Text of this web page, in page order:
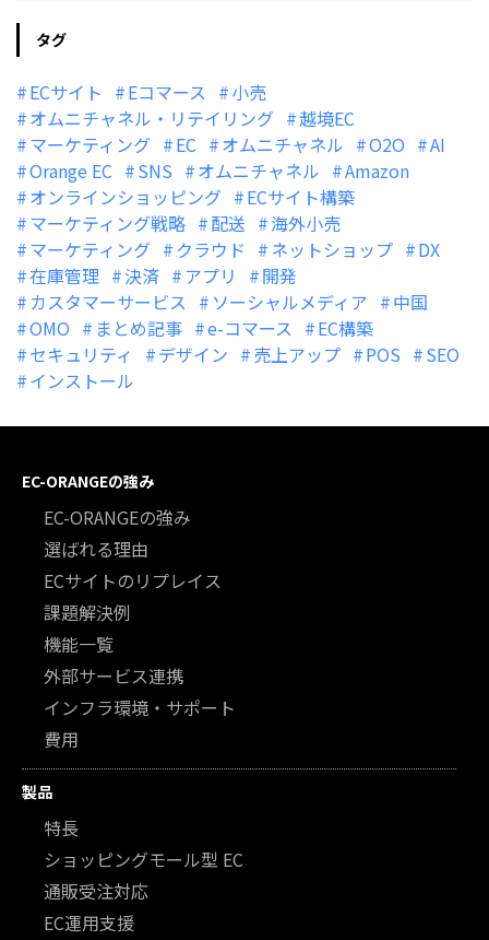
タグ
ECサイト Eコマース
小売
オムニチャネル・リテイリング
越境EC
マーケティング
EC オムニチャネル O2O
AI
Orange EC
SNS オムニチャネル
Amazon
オンラインショッピング
ECサイト構築
マーケティング戦略
配送
海外小売
マーケティング
クラウド ネットショップ
DX
在庫管理
決済 アプリ
開発
カスタマーサービス
ソーシャルメディア
中国
OMO
まとめ記事 e-コマース
EC構築
セキュリティ
デザイン 売上アップ POS
SEO
インストール
EC-ORANGEの強み
EC-ORANGEの強み
選ばれる理由
ECサイトのリプレイス
課題解決例
機能一覧
外部サービス連携
インフラ環境・サポート
費用
製品
特長
ショッピングモール型 EC
通販受注対応
EC運用支援